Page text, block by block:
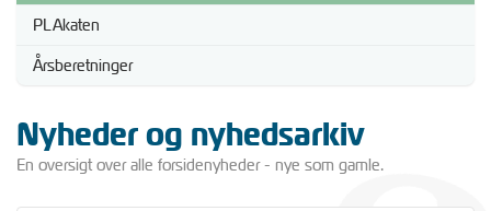
PLAkaten
Årsberetninger
Nyheder og nyhedsarkiv
En oversigt over alle forsidenyheder - nye som gamle.